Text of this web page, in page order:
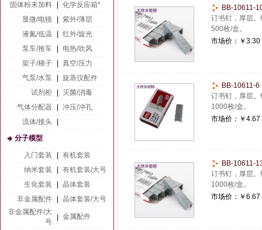
固体粉末加料
化学反应箱*
显微/电镜
紫外/薄层
液氮/低温
红外/旋光
泵车/推车
电热/吹风
架子/梯子
真空/压力
气泵/水泵
旋蒸仪配件
试剂柜
灭菌/消毒
气体分配器
冲压/冲孔
流体/接头
分子模型
入门套装
有机套装
纳米套装
有机套装/大号
生化套装
晶体套装
非金属配件
晶体套装/大号
非金属配件/大
号
金属配件
BB-10611-
订书钉，厚层
500枚/盒。
市场价： ￥3.30
BB-10611-
订书钉，厚层
1000枚/盒。
市场价： ￥4.67
BB-10611-
订书钉，厚层
1000枚/盒。
市场价： ￥6.67